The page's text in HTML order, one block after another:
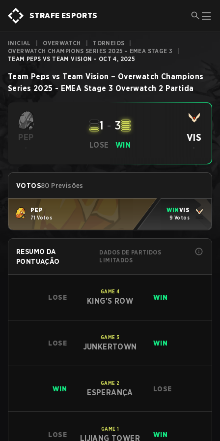
STRAFE ESPORTS
INICIAL OVERWATCH TORNEIOS
OVERWATCH CHAMPIONS SERIES 2025 - EMEA STAGE 3
TEAM PEPS VS TEAM VISION - OCT 4, 2025
Team Peps vs Team Vision – Overwatch Champions
Series 2025 - EMEA Stage 3 Overwatch 2 Partida
PEP
- LOSE
1 - 3
WIN
VIS
-
VOTOS80 Previsões
PEP
71 Votos
WINVIS
9 Votos
RESUMO DA
PONTUAÇÃO
DADOS DE PARTIDOS
LIMITADOS
LOSE
GAME 4
KING'S ROW WIN
LOSE
GAME 3
JUNKERTOWN WIN
WIN
GAME 2
ESPERANÇA LOSE
LOSE
GAME 1
LIJIANG TOWER WIN